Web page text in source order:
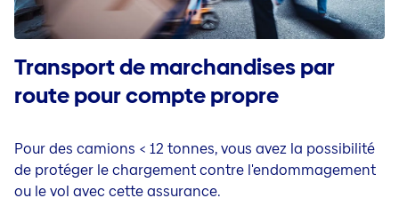
Transport de marchandises par
route pour compte propre
Pour des camions < 12 tonnes, vous avez la possibilité
de protéger le chargement contre l'endommagement
ou le vol avec cette assurance.